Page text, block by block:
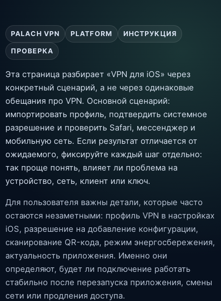
PALACH VPN PLATFORM ИНСТРУКЦИЯ
ПРОВЕРКА
Эта страница разбирает «VPN для iOS» через
конкретный сценарий, а не через одинаковые
обещания про VPN. Основной сценарий:
импортировать профиль, подтвердить системное
разрешение и проверить Safari, мессенджер и
мобильную сеть. Если результат отличается от
ожидаемого, фиксируйте каждый шаг отдельно:
так проще понять, влияет ли проблема на
устройство, сеть, клиент или ключ.
Для пользователя важны детали, которые часто
остаются незаметными: профиль VPN в настройках
iOS, разрешение на добавление конфигурации,
сканирование QR-кода, режим энергосбережения,
актуальность приложения. Именно они
определяют, будет ли подключение работать
стабильно после перезапуска приложения, смены
сети или продления доступа.